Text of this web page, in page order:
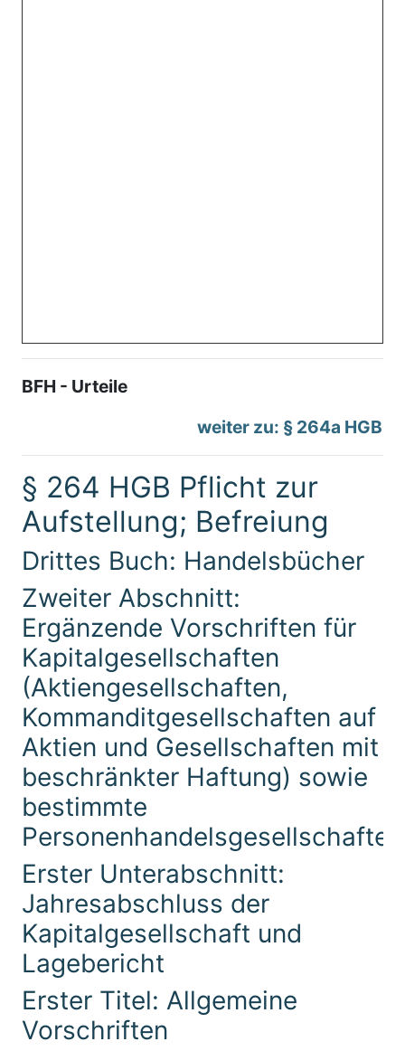
BFH - Urteile
weiter zu: § 264a HGB
§ 264 HGB Pflicht zur
Aufstellung; Befreiung
Drittes Buch: Handelsbücher
Zweiter Abschnitt:
Ergänzende Vorschriften für
Kapitalgesellschaften
(Aktiengesellschaften,
Kommanditgesellschaften auf
Aktien und Gesellschaften mit
beschränkter Haftung) sowie
bestimmte
Personenhandelsgesellschaften
Erster Unterabschnitt:
Jahresabschluss der
Kapitalgesellschaft und
Lagebericht
Erster Titel: Allgemeine
Vorschriften